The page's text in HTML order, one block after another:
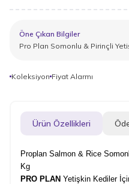
Öne Çıkan Bilgiler
Pro Plan Somonlu & Pirinçli
Koleksiyon Fiyat Alarmı
Ürün Özellikleri
Proplan Salmon & Rice
Kg
PRO PLAN Yetişkin Kediler